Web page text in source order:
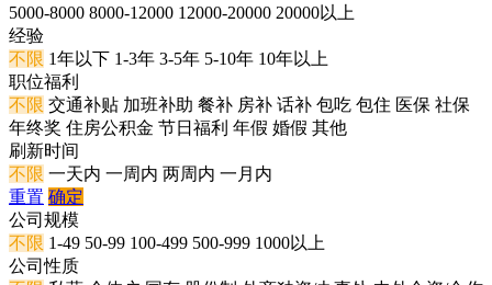
5000-8000 8000-12000 12000-20000 20000以上
经验
不限 1年以下 1-3年 3-5年 5-10年 10年以上
职位福利
不限 交通补贴 加班补助 餐补 房补 话补 包吃 包住 医保 社保
年终奖 住房公积金 节日福利 年假 婚假 其他
刷新时间
不限 一天内 一周内 两周内 一月内
重置 确定
公司规模
不限 1-49 50-99 100-499 500-999 1000以上
公司性质